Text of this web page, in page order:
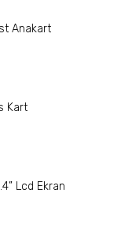
Anakart
Kart
Lcd Ekran